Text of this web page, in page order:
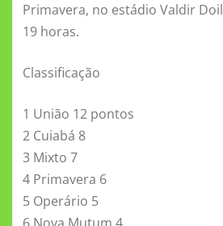
Primavera, no estádio Valdir
19 horas.
Classificação
1 União 12 pontos
2 Cuiabá 8
3 Mixto 7
4 Primavera 6
5 Operário 5